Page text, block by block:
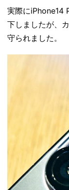
実際にiPhone14
下しましたが、
守られました。